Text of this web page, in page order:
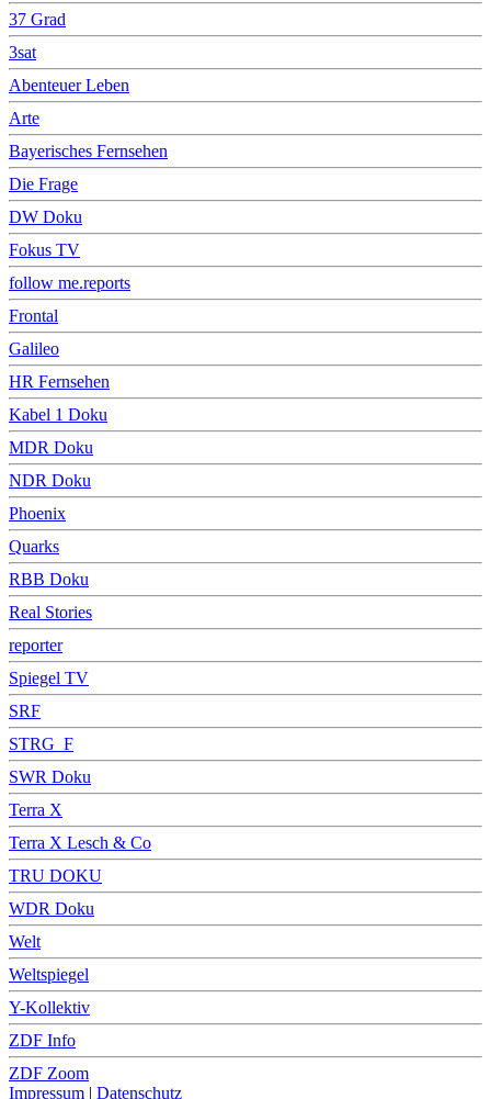
37 Grad
3sat
Abenteuer Leben
Arte
Bayerisches Fernsehen
Die Frage
DW Doku
Fokus TV
follow me.reports
Frontal
Galileo
HR Fernsehen
Kabel 1 Doku
MDR Doku
NDR Doku
Phoenix
Quarks
RBB Doku
Real Stories
reporter
Spiegel TV
SRF
STRG_F
SWR Doku
Terra X
Terra X Lesch & Co
TRU DOKU
WDR Doku
Welt
Weltspiegel
Y-Kollektiv
ZDF Info
ZDF Zoom
Impressum | Datenschutz